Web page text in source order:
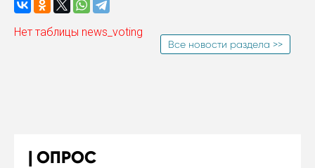
Нет таблицы news_voting
Все новости раздела >>
ОПРОС